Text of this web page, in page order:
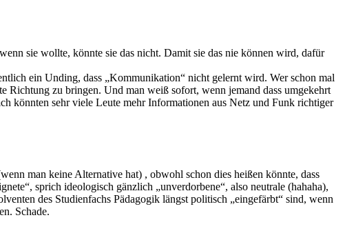
sie wollte, könnte sie das nicht. Damit sie das nie können wird, dafür
ein Unding, dass „Kommunikation“ nicht gelernt wird. Wer schon mal
Richtung zu bringen. Und man weiß sofort, wenn jemand dass umgekehrt
könnten sehr viele Leute mehr Informationen aus Netz und Funk richtiger
man keine Alternative hat) , obwohl schon dies heißen könnte, dass
sprich ideologisch gänzlich „unverdorbene“, also neutrale (hahaha),
des Studienfachs Pädagogik längst politisch „eingefärbt“ sind, wenn
Schade.